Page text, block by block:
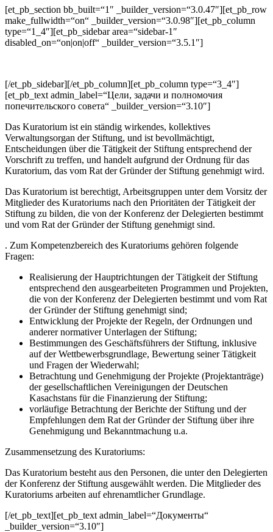
[et_pb_section bb_built=“1″ _builder_version=“3.0.47″][et_pb_row
make_fullwidth=“on“ _builder_version=“3.0.98″][et_pb_column
type=“1_4″][et_pb_sidebar area=“sidebar-1″
disabled_on=“on|on|off“ _builder_version=“3.5.1″]
[/et_pb_sidebar][/et_pb_column][et_pb_column type=“3_4″]
[et_pb_text admin_label=“Цели, задачи и полномочия
попечительского совета“ _builder_version=“3.10″]
Das Kuratorium ist ein ständig wirkendes, kollektives
Verwaltungsorgan der Stiftung, und ist bevollmächtigt,
Entscheidungen über die Tätigkeit der Stiftung entsprechend der
Vorschrift zu treffen, und handelt aufgrund der Ordnung für das
Kuratorium, das vom Rat der Gründer der Stiftung genehmigt wird.
Das Kuratorium ist berechtigt, Arbeitsgruppen unter dem Vorsitz der
Mitglieder des Kuratoriums nach den Prioritäten der Tätigkeit der
Stiftung zu bilden, die von der Konferenz der Delegierten bestimmt
und vom Rat der Gründer der Stiftung genehmigt sind.
. Zum Kompetenzbereich des Kuratoriums gehören folgende
Fragen:
Realisierung der Hauptrichtungen der Tätigkeit der Stiftung
entsprechend den ausgearbeiteten Programmen und Projekten,
die von der Konferenz der Delegierten bestimmt und vom Rat
der Gründer der Stiftung genehmigt sind;
Entwicklung der Projekte der Regeln, der Ordnungen und
anderer normativer Unterlagen der Stiftung;
Bestimmungen des Geschäftsführers der Stiftung, inklusive
auf der Wettbewerbsgrundlage, Bewertung seiner Tätigkeit
und Fragen der Wiederwahl;
Betrachtung und Genehmigung der Projekte (Projektanträge)
der gesellschaftlichen Vereinigungen der Deutschen
Kasachstans für die Finanzierung der Stiftung;
vorläufige Betrachtung der Berichte der Stiftung und der
Empfehlungen dem Rat der Gründer der Stiftung über ihre
Genehmigung und Bekanntmachung u.a.
Zusammensetzung des Kuratoriums:
Das Kuratorium besteht aus den Personen, die unter den Delegierten
der Konferenz der Stiftung ausgewählt werden. Die Mitglieder des
Kuratoriums arbeiten auf ehrenamtlicher Grundlage.
[/et_pb_text][et_pb_text admin_label=“Документы“
_builder_version=“3.10″]